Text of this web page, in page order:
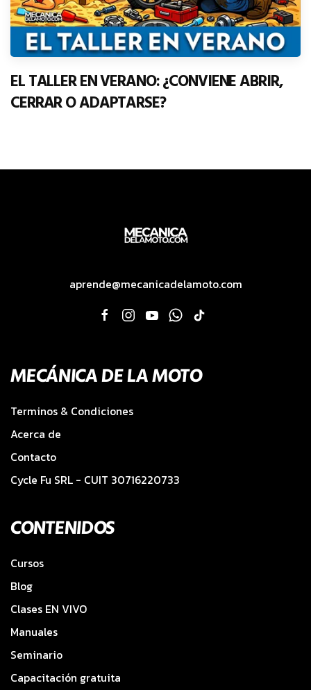
EL TALLER EN VERANO: ¿CONVIENE ABRIR,
CERRAR O ADAPTARSE?
aprende@mecanicadelamoto.com
MECÁNICA DE LA MOTO
Terminos & Condiciones
Acerca de
Contacto
Cycle Fu SRL - CUIT 30716220733
CONTENIDOS
Cursos
Blog
Clases EN VIVO
Manuales
Seminario
Capacitación gratuita